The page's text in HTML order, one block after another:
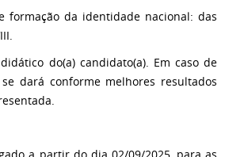
formação da identidade nacional: das
do(a) candidato(a). Em caso de
dará conforme melhores resultados